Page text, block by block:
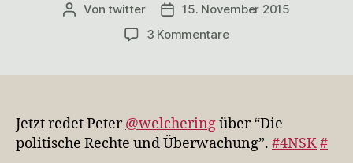
Beitragsautor
Vontwitter Veröffentlichungsdatum
15. November 2015
3 Kommentarezu
über
“Die
politische…
Jetzt redet Peter@welcheringüber “Die
politische Rechte und Überwachung”. #4NSK#